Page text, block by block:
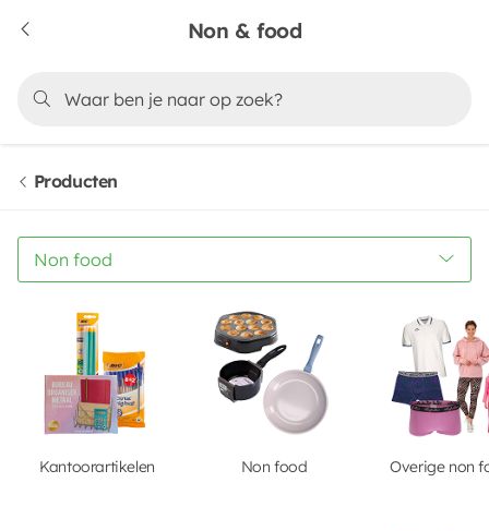
Non & food
Producten
Non food
Kantoorartikelen Non food Overige non